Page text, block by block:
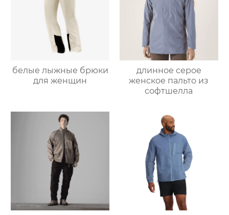
белые лыжные брюки
для женщин
длинное серое
женское пальто из
софтшелла